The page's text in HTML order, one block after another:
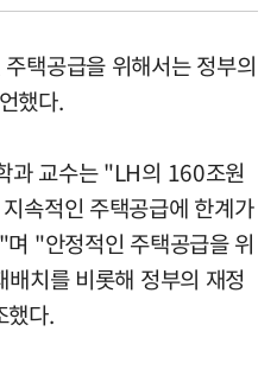
택공급을 위해서는 정부의
했다.
과 교수는 "LH의 160조원
속적인 주택공급에 한계가
"안정적인 주택공급을 위
치를 비롯해 정부의 재정
했다.